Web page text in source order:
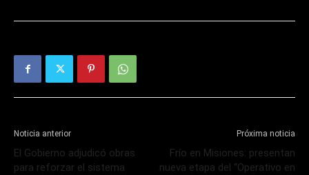
Noticia anterior
El Gobierno adjudicó obras
para reforzar el sistema
Próxima noticia
Frío en Misiones: presentan
nueva etapa del “Operativo en